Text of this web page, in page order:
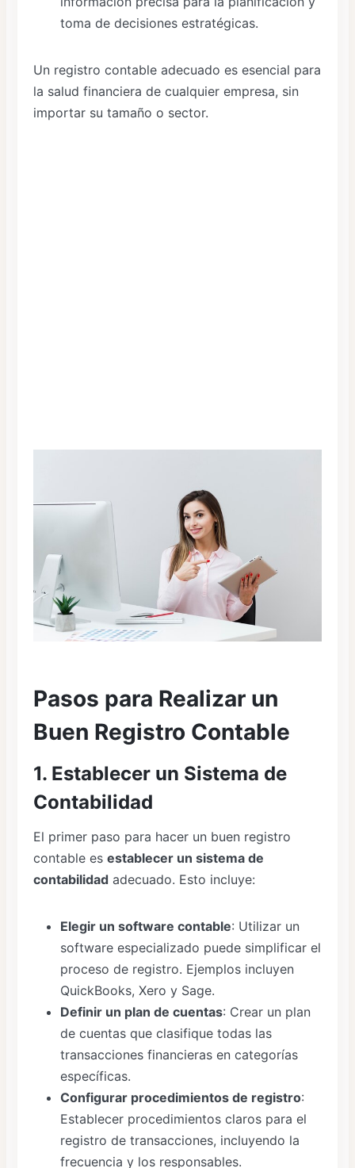
toma de decisiones estratégicas.
Un registro contable adecuado es esencial para
la salud financiera de cualquier empresa, sin
importar su tamaño o sector.
Pasos para Realizar un
Buen Registro Contable
1. Establecer un Sistema de
Contabilidad
El primer paso para hacer un buen registro
contable es establecer un sistema de
contabilidad adecuado. Esto incluye:
Elegir un software contable: Utilizar un
software especializado puede simplificar el
proceso de registro. Ejemplos incluyen
QuickBooks, Xero y Sage.
Definir un plan de cuentas: Crear un plan
de cuentas que clasifique todas las
transacciones financieras en categorías
específicas.
Configurar procedimientos de registro:
Establecer procedimientos claros para el
registro de transacciones, incluyendo la
frecuencia y los responsables.